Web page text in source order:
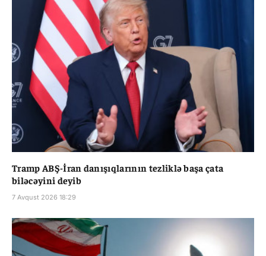
Tramp ABŞ-İran danışıqlarının tezliklə başa çata
biləcəyini deyib
7 Avqust 2026 18:29